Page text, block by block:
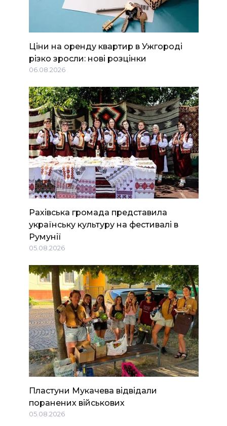
Ціни на оренду квартир в Ужгороді
різко зросли: нові розцінки
06.08.2026
Рахівська громада представила
українську культуру на фестивалі в
Румунії
05.08.2026
Пластуни Мукачева відвідали
поранених військових
05.08.2026